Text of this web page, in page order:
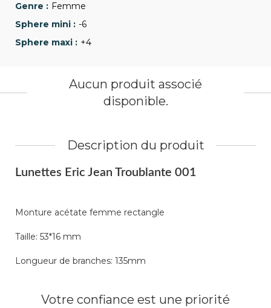
Femme
-6
+4
Description du produit
Lunettes Eric Jean Troublante 001
Monture acétate femme rectangle
Taille: 53*16 mm
Longueur de branches: 135mm
Aucun produit associé
disponible.
Votre confiance est une priorité